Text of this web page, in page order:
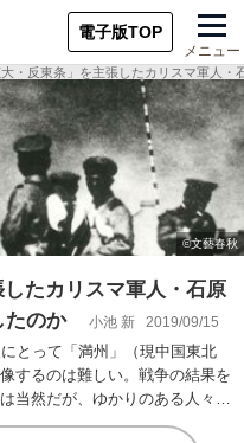
電子版TOP
メニュー
大・反東条」を主張したカリスマ軍人・
したカリスマ軍人・石原
たのか
小池 新 2019/09/15
とって「満州」（現中国東北
するのは難しい。戦争の結果を
当然だが、ゆかりのある人々に